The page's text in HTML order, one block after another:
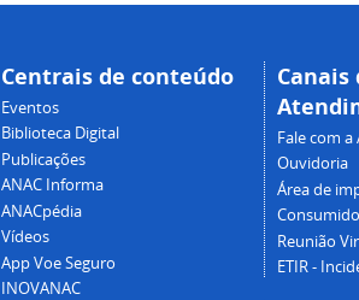
Centrais de conteúdo
Eventos
Biblioteca Digital
Publicações
ANAC Informa
ANACpédia
Vídeos
App Voe Seguro
INOVANAC
Canais
Fale com a
Ouvidoria
Área de
Reunião
ETIR -